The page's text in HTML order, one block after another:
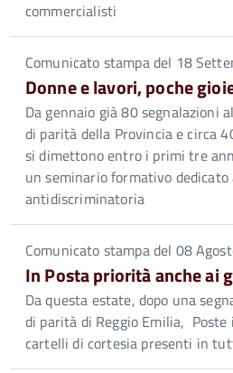
commercialisti
Comunicato stampa del 18
Donne e lavori, poche
Da gennaio già 80 segnalazioni
di parità della Provincia e circa
si dimettono entro i primi tre
un seminario formativo
antidiscriminatoria
Comunicato stampa del 08
In Posta priorità anche ai
Da questa estate, dopo una
di parità di Reggio Emilia,
cartelli di cortesia presenti in